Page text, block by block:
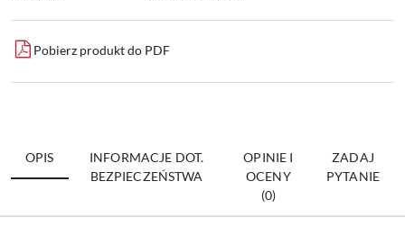
Pobierz produkt do PDF
OPIS
INFORMACJE DOT.
BEZPIECZEŃSTWA
OPINIE I
OCENY
(0)
ZADAJ
PYTANIE